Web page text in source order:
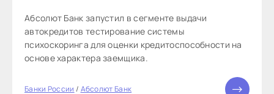
Абсолют Банк запустил в сегменте выдачи
автокредитов тестирование системы
психоскоринга для оценки кредитоспособности на
основе характера заемщика.
Банки России / Абсолют Банк